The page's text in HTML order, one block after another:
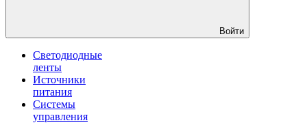
Войти
Светодиодные
ленты
Источники
питания
Системы
управления